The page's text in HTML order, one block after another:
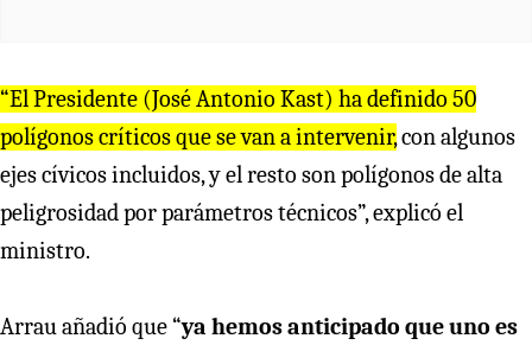
“El Presidente (José Antonio Kast) ha definido 50
polígonos críticos que se van a intervenir,con algunos
ejes cívicos incluidos, y el resto son polígonos de alta
peligrosidad por parámetros técnicos”, explicó el
ministro.
Arrau añadió que “ya hemos anticipado que uno es